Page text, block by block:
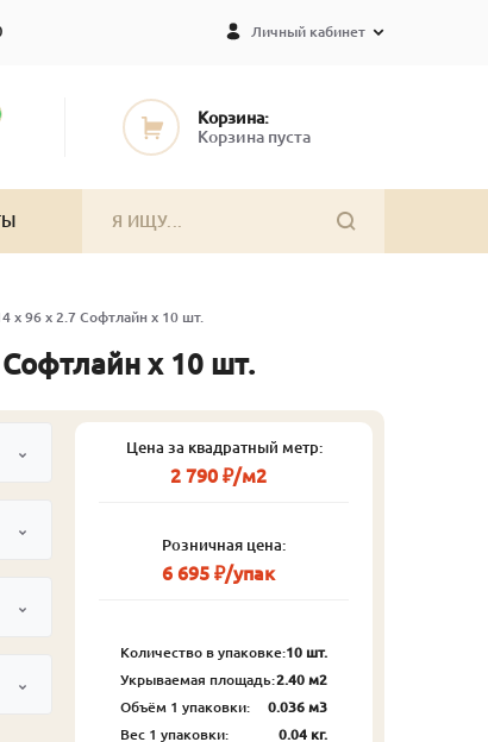
Личный кабинет
Корзина:
Корзина пуста
x 96 x 2.7 Софтлайн x 10 шт.
Софтлайн x 10 шт.
Цена за квадратный метр:
2 790 ₽/м2
Розничная цена:
6 695 ₽/упак
Количество в упаковке:10 шт.
Укрываемая площадь:2.40 м2
Объём 1 упаковки:
0.036 м3
Вес 1 упаковки:
0.04 кг.